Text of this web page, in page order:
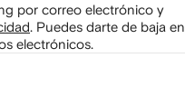
por correo electrónico y
Puedes darte de baja en
electrónicos.